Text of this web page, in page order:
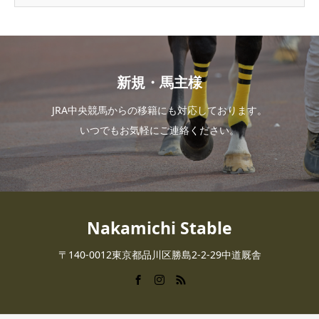
新規・馬主様
JRA中央競馬からの移籍にも対応しております。
いつでもお気軽にご連絡ください。
Nakamichi Stable
〒140-0012東京都品川区勝島2-2-29中道厩舎